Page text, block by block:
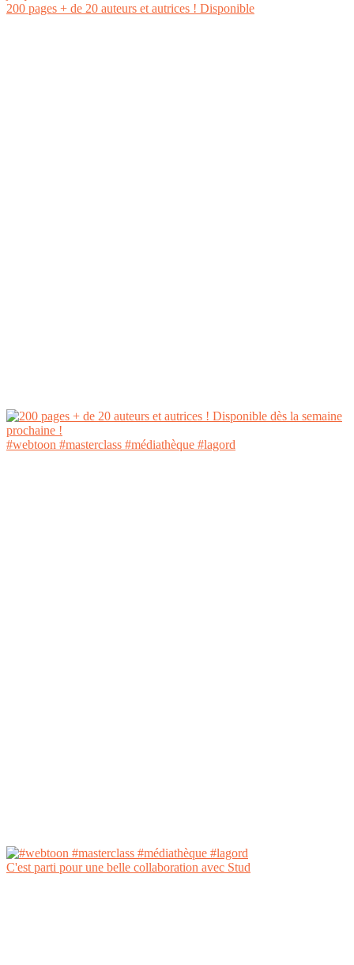
200 pages + de 20 auteurs et autrices ! Disponible
#webtoon #masterclass #médiathèque #lagord
C'est parti pour une belle collaboration avec Stud